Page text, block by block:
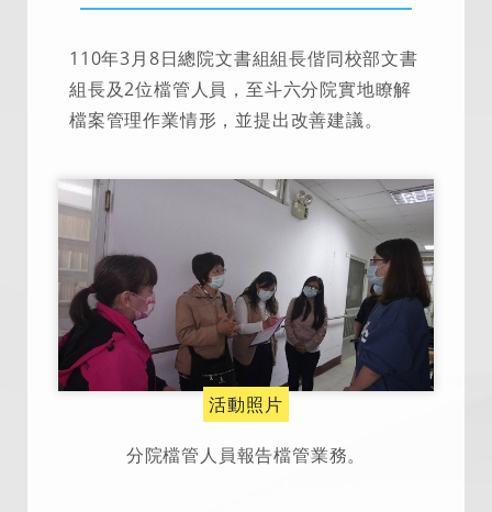
110年3月8日總院文書組組長偕同校部文書
組長及2位檔管人員，至斗六分院實地瞭解
檔案管理作業情形，並提出改善建議。
活動照片
分院檔管人員報告檔管業務。